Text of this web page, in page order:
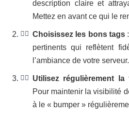
description claire et
Mettez en avant ce qui le
Choisissez les bons tags:
pertinents qui reflètent
l’ambiance de votre serveur.
Utilisez régulièrement
Pour maintenir la visibilité
à le « bumper »